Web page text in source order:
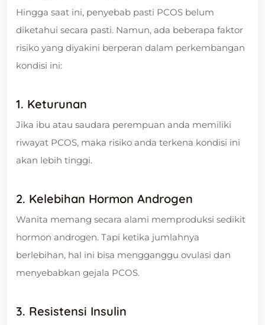
Hingga saat ini, penyebab pasti PCOS belum
diketahui secara pasti. Namun, ada beberapa faktor
risiko yang diyakini berperan dalam perkembangan
kondisi ini:
1. Keturunan
Jika ibu atau saudara perempuan anda memiliki
riwayat PCOS, maka risiko anda terkena kondisi ini
akan lebih tinggi.
2. Kelebihan Hormon Androgen
Wanita memang secara alami memproduksi sedikit
hormon androgen. Tapi ketika jumlahnya
berlebihan, hal ini bisa mengganggu ovulasi dan
menyebabkan gejala PCOS.
3. Resistensi Insulin